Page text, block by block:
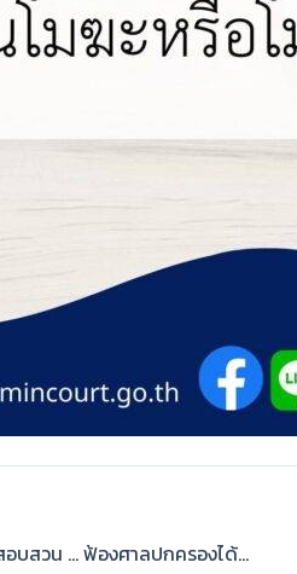
ร้องว่ากำนันทำผิดวินัย นายอำเภอไม่สั่งสอบสวน … ฟ้องศาลปกครองได้หรือไม่